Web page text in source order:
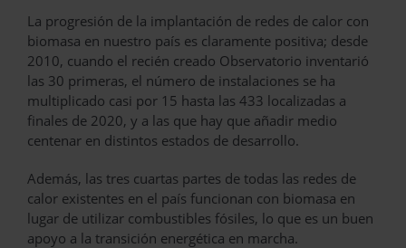
La progresión de la implantación de redes de calor con
biomasa en nuestro país es claramente positiva; desde
2010, cuando el recién creado Observatorio inventarió
las 30 primeras, el número de instalaciones se ha
multiplicado casi por 15 hasta las 433 localizadas a
finales de 2020, y a las que hay que añadir medio
centenar en distintos estados de desarrollo.
Además, las tres cuartas partes de todas las redes de
calor existentes en el país funcionan con biomasa en
lugar de utilizar combustibles fósiles, lo que es un buen
apoyo a la transición energética en marcha.